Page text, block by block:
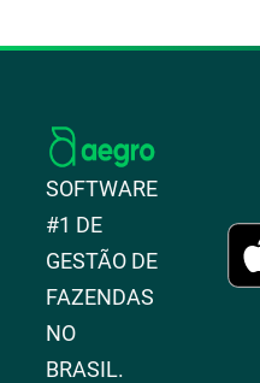
SOFTWARE
#1 DE
GESTÃO DE
FAZENDAS
NO
BRASIL.